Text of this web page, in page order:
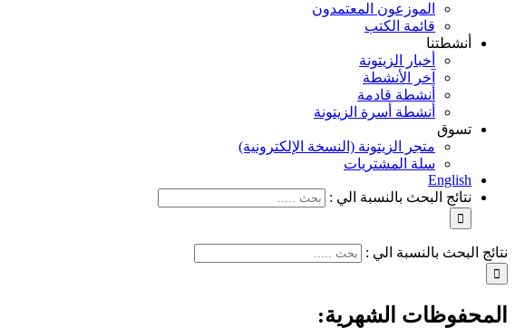
الموزعون المعتمدون
قائمة الكتب
أنشطتنا
أخبار الزيتونة
آخر الأنشطة
أنشطة قادمة
أنشطة أسرة الزيتونة
تسوق
متجر الزيتونة (النسخة الإلكترونية)
سلة المشتريات
English
نتائج البحث بالنسبة الي :
نتائج البحث بالنسبة الي :
المحفوظات الشهرية: